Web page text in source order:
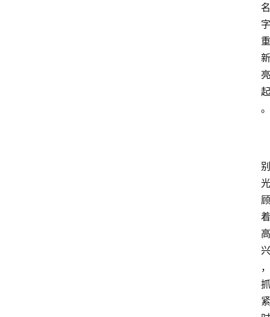
名
字
重
新
亮
起
。
别
光
顾
着
高
兴
，
抓
紧